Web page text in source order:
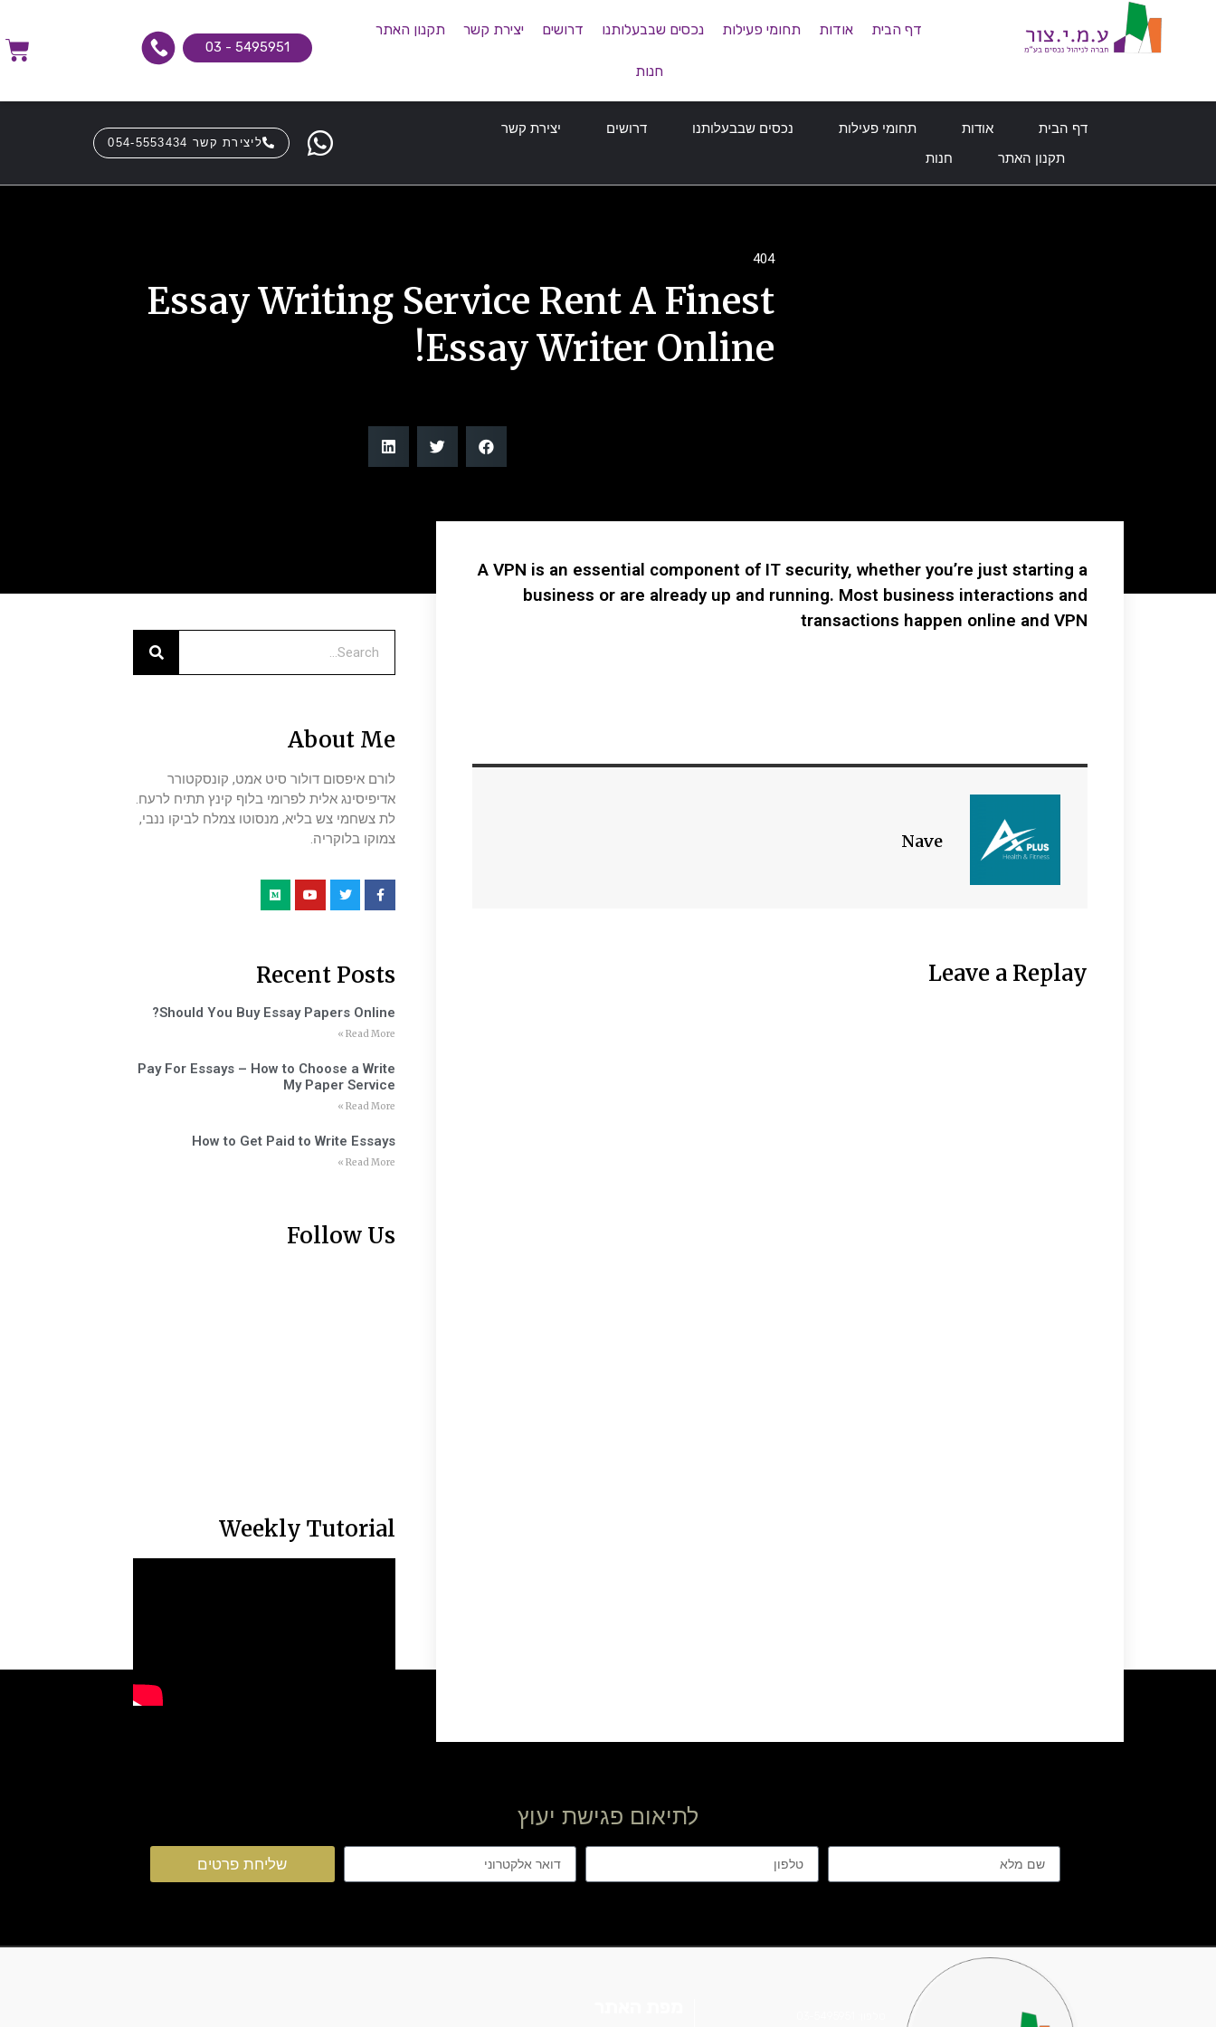
דף הבית אודות תחומי פעילות נכסים שבבעלותנו דרושים יצירת קשר תקנון האתר
חנות
5495951 - 03
דף הבית אודות תחומי פעילות נכסים שבבעלותנו דרושים
יצירת קשר
תקנון האתר
חנות
ליצירת קשר 054-5553434
404
Essay Writing Service Rent A Finest
Essay Writer Online!
A VPN is an essential component of IT security, whether you’re just starting a
business or are already up and running. Most business interactions and
transactions happen online and VPN
Nave
Leave a Replay
About Me
לורם איפסום דולור סיט אמט, קונסקטורר
אדיפיסינג אלית לפרומי בלוף קינץ תתיח לרעח.
לת צשחמי צש בליא, מנסוטו צמלח לביקו ננבי,
צמוקו בלוקריה.
Recent Posts
Should You Buy Essay Papers Online?
Read More »
Pay For Essays – How to Choose a Write
My Paper Service
Read More »
How to Get Paid to Write Essays
Read More »
Follow Us
Weekly Tutorial
לתיאום פגישת יעוץ
שליחת פרטים